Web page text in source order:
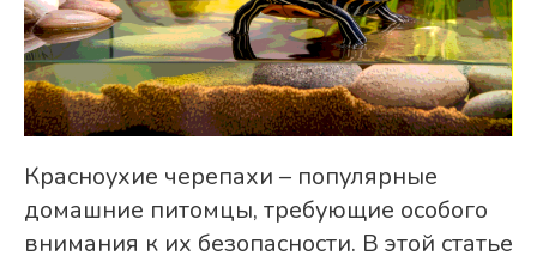
Красноухие черепахи – популярные
домашние питомцы, требующие особого
внимания к их безопасности. В этой статье